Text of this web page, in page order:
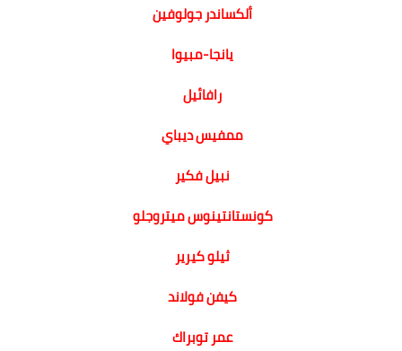
ألكساندر جولوفين
يانجا-مبيوا
رافائيل
ممفيس ديباي
نبيل فكير
كونستانتينوس ميتروجلو
ثيلو كيرير
كيفن فولاند
عمر توبراك